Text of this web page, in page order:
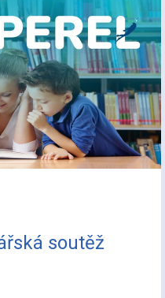
soutěž